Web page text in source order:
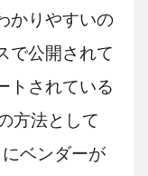
かりやすいの
で公開されて
トされている
方法として
ベンダーが